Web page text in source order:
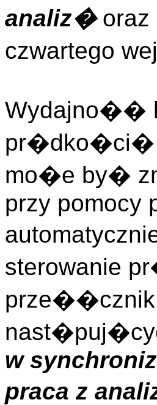
analiz�oraz
czwartego
Wydajno��
pr�dko�ci�
mo�e by�
przy pomocy
sterowanie
prze��cznik
w
praca z